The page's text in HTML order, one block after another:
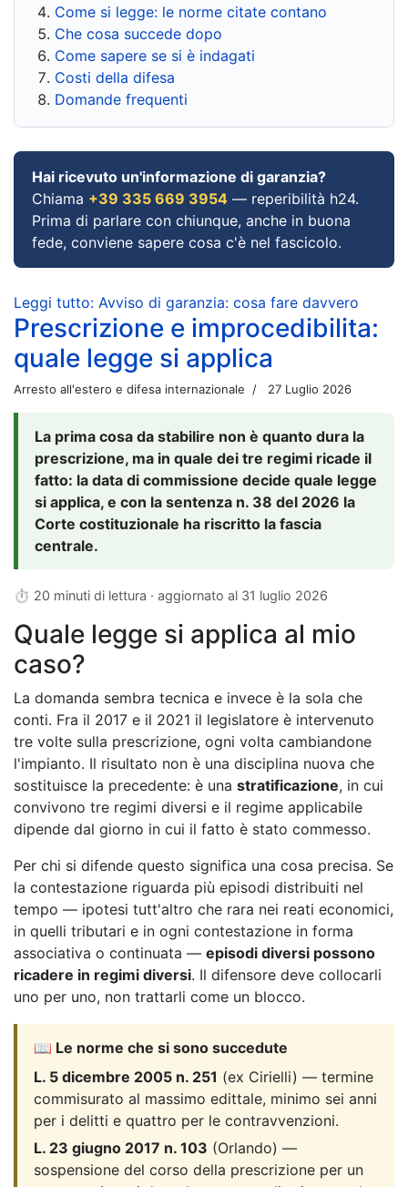
Come si legge: le norme citate contano
Che cosa succede dopo
Come sapere se si è indagati
Costi della difesa
Domande frequenti
Hai ricevuto un'informazione di garanzia?
Chiama +39 335 669 3954 — reperibilità h24.
Prima di parlare con chiunque, anche in buona
fede, conviene sapere cosa c'è nel fascicolo.
Leggi tutto: Avviso di garanzia: cosa fare davvero
Prescrizione e improcedibilita:
quale legge si applica
Arresto all'estero e difesa internazionale 27 Luglio 2026
La prima cosa da stabilire non è quanto dura la
prescrizione, ma in quale dei tre regimi ricade il
fatto: la data di commissione decide quale legge
si applica, e con la sentenza n. 38 del 2026 la
Corte costituzionale ha riscritto la fascia
centrale.
⏱ 20 minuti di lettura · aggiornato al 31 luglio 2026
Quale legge si applica al mio
caso?
La domanda sembra tecnica e invece è la sola che
conti. Fra il 2017 e il 2021 il legislatore è intervenuto
tre volte sulla prescrizione, ogni volta cambiandone
l'impianto. Il risultato non è una disciplina nuova che
sostituisce la precedente: è una stratificazione, in cui
convivono tre regimi diversi e il regime applicabile
dipende dal giorno in cui il fatto è stato commesso.
Per chi si difende questo significa una cosa precisa. Se
la contestazione riguarda più episodi distribuiti nel
tempo — ipotesi tutt'altro che rara nei reati economici,
in quelli tributari e in ogni contestazione in forma
associativa o continuata — episodi diversi possono
ricadere in regimi diversi. Il difensore deve collocarli
uno per uno, non trattarli come un blocco.
📖 Le norme che si sono succedute
L. 5 dicembre 2005 n. 251 (ex Cirielli) — termine
commisurato al massimo edittale, minimo sei anni
per i delitti e quattro per le contravvenzioni.
L. 23 giugno 2017 n. 103 (Orlando) —
sospensione del corso della prescrizione per un